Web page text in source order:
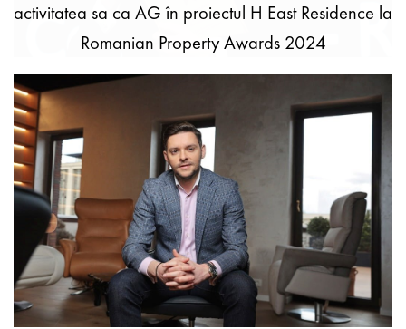
activitatea sa ca AG în proiectul H East Residence la
Romanian Property Awards 2024